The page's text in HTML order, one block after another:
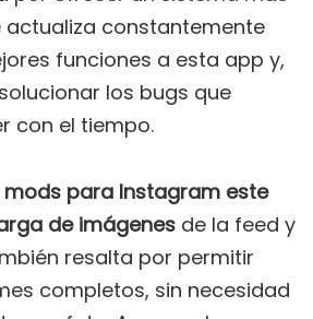
actualiza constantemente
funciones a esta app y,
los bugs que
con el tiempo.
mods para Instagram este
de imágenes de la feed y
resalta por permitir
completos, sin necesidad